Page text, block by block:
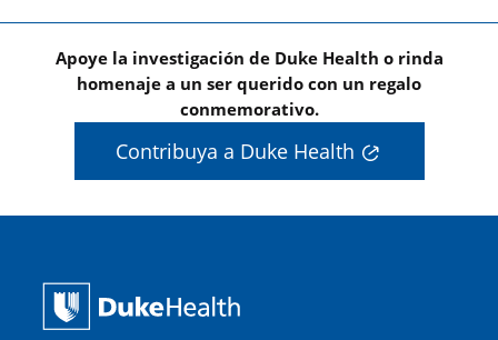
Apoye la investigación de Duke Health o rinda
homenaje a un ser querido con un regalo
conmemorativo.
Contribuya a Duke Health